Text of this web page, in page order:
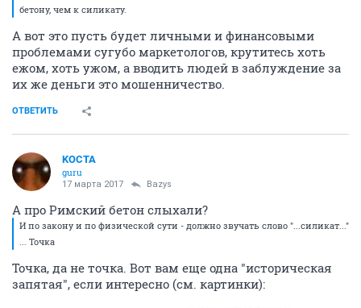
бетону, чем к силикату.
А вот это пусть будет личными и финансовыми
проблемами сугубо маркетологов, крутитесь хоть
ежом, хоть ужом, а вводить людей в заблуждение за
их же деньги это мошенничество.
ОТВЕТИТЬ
KOCTA
guru
17 марта 2017 Bazys
А про Римский бетон слыхали?
И по закону и по физической сути - должно звучать слово "...силикат..."
... Точка
Точка, да не точка. Вот вам еще одна "историческая
запятая", если интересно (см. картинки):